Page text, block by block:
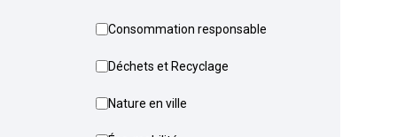
Consommation responsable
Déchets et Recyclage
Nature en ville